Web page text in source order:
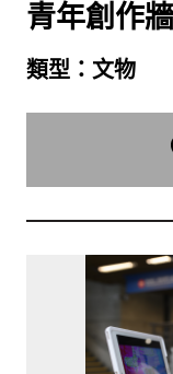
青年創作牆
類型： 文物